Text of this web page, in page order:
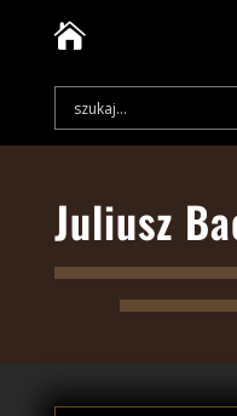

Juliusz